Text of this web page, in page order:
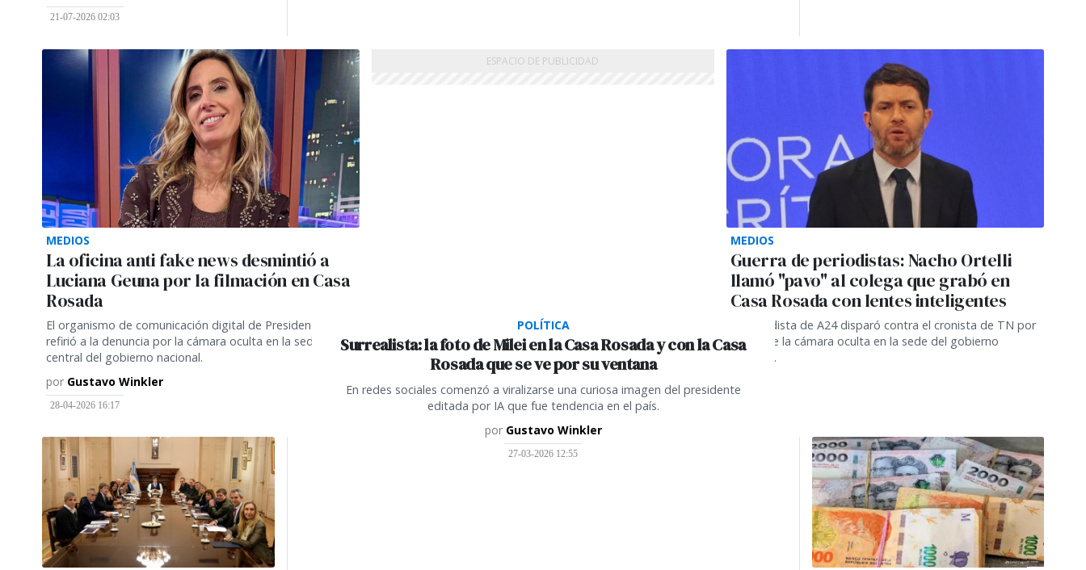
21-07-2026 02:03
MEDIOS
La oficina anti fake news desmintió a
Luciana Geuna por la filmación en Casa
Rosada
El organismo de comunicación digital de Presidencia se
refirió a la denuncia por la cámara oculta en la sede
central del gobierno nacional.
por Gustavo Winkler
28-04-2026 16:17
MEDIOS
Guerra de periodistas: Nacho Ortelli
llamó "pavo" al colega que grabó en
Casa Rosada con lentes inteligentes
El periodista de A24 disparó contra el cronista de TN por
el usó de la cámara oculta en la sede del gobierno
nacional.
POLÍTICA
Surrealista: la foto de Milei en la Casa Rosada y con la Casa
Rosada que se ve por su ventana
En redes sociales comenzó a viralizarse una curiosa imagen del presidente
editada por IA que fue tendencia en el país.
por Gustavo Winkler
27-03-2026 12:55